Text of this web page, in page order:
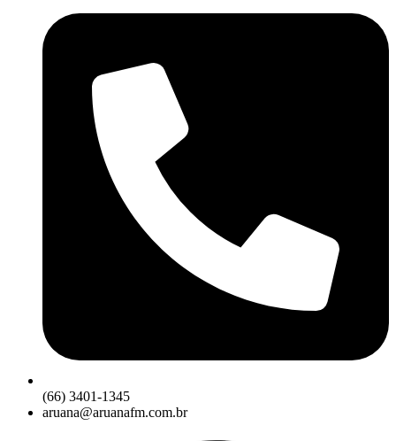
(66) 3401-1345
aruana@aruanafm.com.br